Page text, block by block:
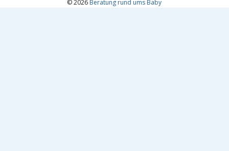
© 2026 Beratung rund ums Baby